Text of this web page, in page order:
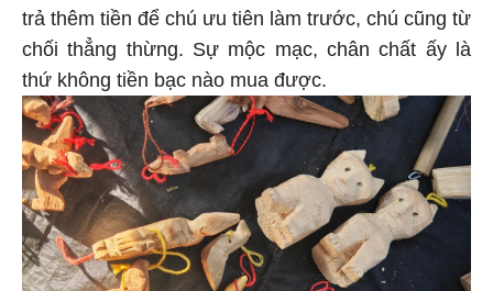
trả thêm tiền để chú ưu tiên làm trước, chú cũng từ
chối thẳng thừng. Sự mộc mạc, chân chất ấy là
thứ không tiền bạc nào mua được.